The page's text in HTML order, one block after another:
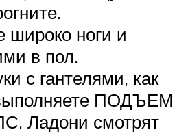
широко ноги и
в пол.
с гантелями, как
ПОДЪЕМ
Ладони смотрят